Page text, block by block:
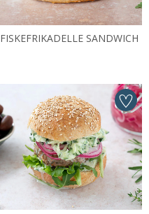
FISKEFRIKADELLE SANDWICH